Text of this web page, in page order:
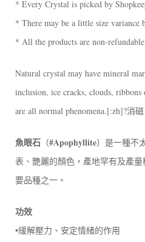
* Every Crystal is picked by
* There may be a little size variance
* All the products are non-
Natural crystal may have mineral
inclusion, ice cracks, clouds,
are all normal phenomena.[:zh]?消
魚眼石 （#Apophyllite）是一種不
表、艷麗的顏色，產地罕有及產
要品種之一。
功效
•緩解壓力、安定情緒的作用